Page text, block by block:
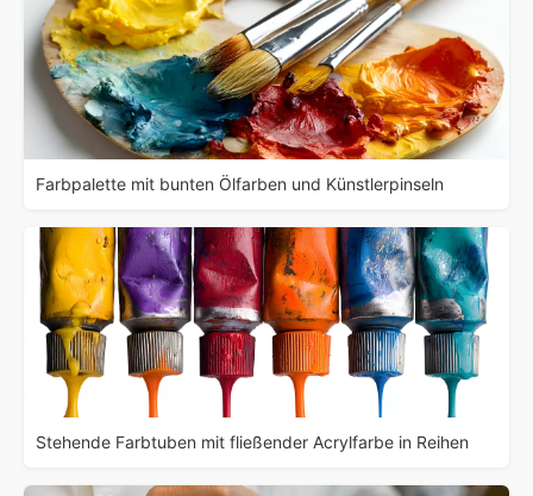
Farbpalette mit bunten Ölfarben und Künstlerpinseln
Stehende Farbtuben mit fließender Acrylfarbe in Reihen